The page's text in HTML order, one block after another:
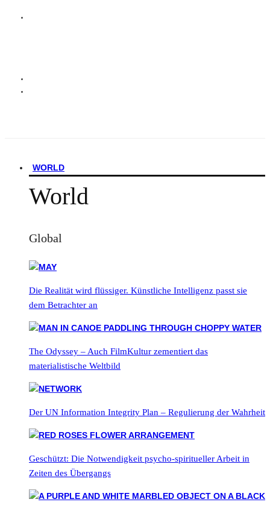
WORLD
World
Global
Die Realität wird flüssiger. Künstliche Intelligenz passt sie
dem Betrachter an
The Odyssey – Auch FilmKultur zementiert das
materialistische Weltbild
Der UN Information Integrity Plan – Regulierung der Wahrheit
Geschützt: Die Notwendigkeit psycho-spiritueller Arbeit in
Zeiten des Übergangs